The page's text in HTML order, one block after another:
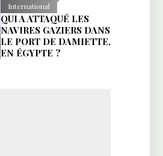
International
QUI A ATTAQUÉ LES
NAVIRES GAZIERS DANS
LE PORT DE DAMIETTE,
EN ÉGYPTE ?